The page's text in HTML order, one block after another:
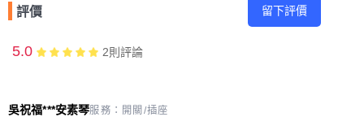
評價 留下評價
5.0 2則評論
吳祝福***安素琴服務： 開關/插座